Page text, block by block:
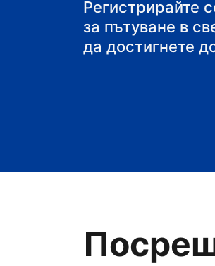
Регистрирайте
за пътуване в
да достигнете